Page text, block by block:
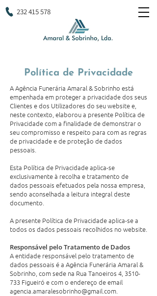
232 415 578
Política de Privacidade
A Agência Funerária Amaral & Sobrinho está
empenhada em proteger a privacidade dos seus
Clientes e dos Utilizadores do seu website e,
neste contexto, elaborou a presente Política de
Privacidade com a finalidade de demonstrar o
seu compromisso e respeito para com as regras
de privacidade e de proteção de dados
pessoais.
Esta Política de Privacidade aplica-se
exclusivamente à recolha e tratamento de
dados pessoais efetuados pela nossa empresa,
sendo aconselhada a leitura integral deste
documento.
A presente Política de Privacidade aplica-se a
todos os dados pessoais recolhidos no website.
Responsável pelo Tratamento de Dados
A entidade responsável pelo tratamento de
dados pessoais é a Agência Funerária Amaral &
Sobrinho, com sede na Rua Tanoeiros 4, 3510-
733 Figueiró e com o endereço de email
agencia.amaralesobrinho@gmail.com.